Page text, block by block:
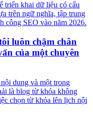
triển khai dữ liệu có cấu
trên ngữ nghĩa, tập trung
công SEO vào năm 2026.
luôn chậm chân
của một chuyên
dung và một trong
là blog từ khóa không
chọn từ khóa lên lịch nội